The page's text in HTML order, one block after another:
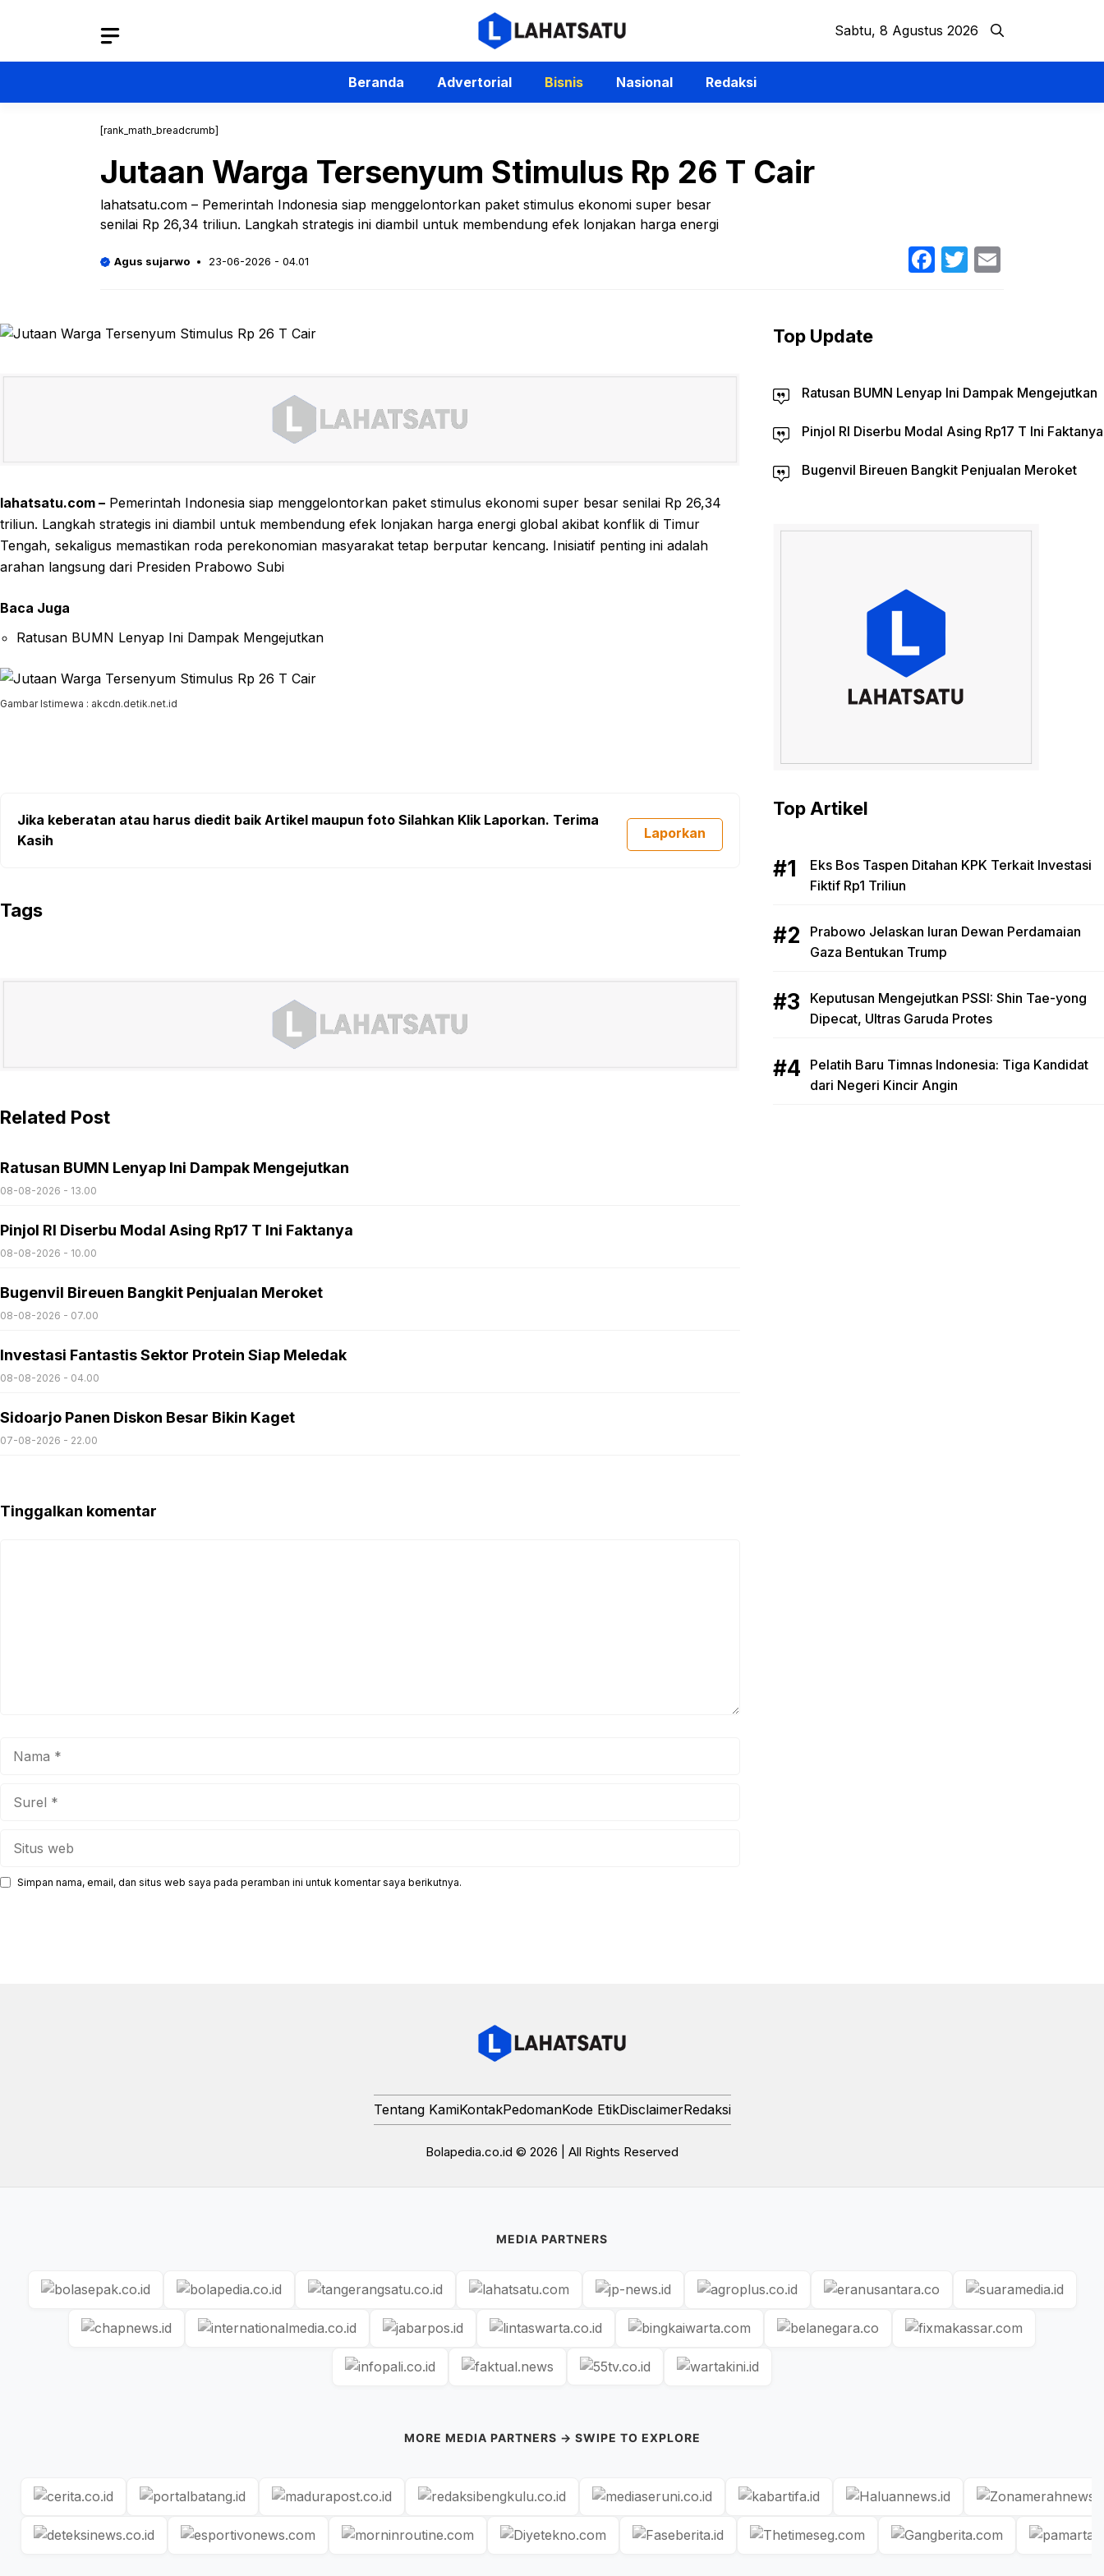
Sabtu, 8 Agustus 2026
Beranda Advertorial Bisnis Nasional Redaksi
[rank_math_breadcrumb]
Jutaan Warga Tersenyum Stimulus Rp 26 T Cair
lahatsatu.com – Pemerintah Indonesia siap menggelontorkan paket stimulus ekonomi super besar
senilai Rp 26,34 triliun. Langkah strategis ini diambil untuk membendung efek lonjakan harga energi
Agus sujarwo 23-06-2026 - 04.01 Facebook
Twitter
lahatsatu.com – Pemerintah Indonesia siap menggelontorkan paket stimulus ekonomi super besar senilai Rp 26,34
triliun. Langkah strategis ini diambil untuk membendung efek lonjakan harga energi global akibat konflik di Timur
Tengah, sekaligus memastikan roda perekonomian masyarakat tetap berputar kencang. Inisiatif penting ini adalah
arahan langsung dari Presiden Prabowo Subi
Baca Juga
Ratusan BUMN Lenyap Ini Dampak Mengejutkan
Gambar Istimewa : akcdn.detik.net.id
Jika keberatan atau harus diedit baik Artikel maupun foto Silahkan Klik Laporkan. Terima
Kasih
Laporkan
Tags
Related Post
Ratusan BUMN Lenyap Ini Dampak Mengejutkan
08-08-2026 - 13.00
Pinjol RI Diserbu Modal Asing Rp17 T Ini Faktanya
08-08-2026 - 10.00
Bugenvil Bireuen Bangkit Penjualan Meroket
08-08-2026 - 07.00
Investasi Fantastis Sektor Protein Siap Meledak
08-08-2026 - 04.00
Sidoarjo Panen Diskon Besar Bikin Kaget
07-08-2026 - 22.00
Tinggalkan komentar
Simpan nama, email, dan situs web saya pada peramban ini untuk komentar saya berikutnya.
Top Update
Ratusan BUMN Lenyap Ini Dampak Mengejutkan
Pinjol RI Diserbu Modal Asing Rp17 T Ini Faktanya
Bugenvil Bireuen Bangkit Penjualan Meroket
Top Artikel
Eks Bos Taspen Ditahan KPK Terkait Investasi
Fiktif Rp1 Triliun
Prabowo Jelaskan Iuran Dewan Perdamaian
Gaza Bentukan Trump
Keputusan Mengejutkan PSSI: Shin Tae-yong
Dipecat, Ultras Garuda Protes
Pelatih Baru Timnas Indonesia: Tiga Kandidat
dari Negeri Kincir Angin
Tentang KamiKontakPedomanKode EtikDisclaimerRedaksi
Bolapedia.co.id © 2026 | All Rights Reserved
MEDIA PARTNERS
MORE MEDIA PARTNERS → SWIPE TO EXPLORE